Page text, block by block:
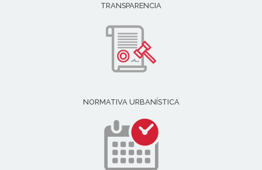
TRANSPARENCIA
NORMATIVA URBANÍSTICA